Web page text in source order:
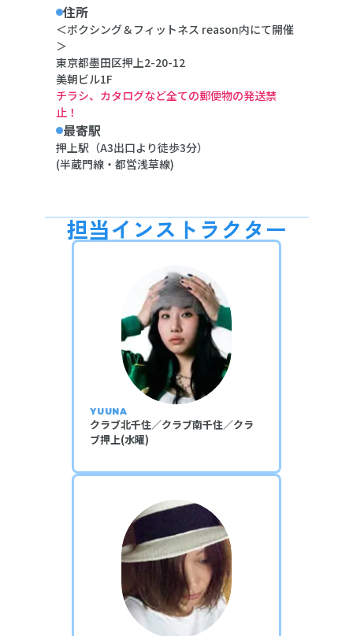
住所
＜ボクシング＆フィットネス reason内にて開催
＞
東京都墨田区押上2-20-12
美朝ビル1F
チラシ、カタログなど全ての郵便物の発送禁
止！
最寄駅
押上駅（A3出口より徒歩3分）
(半蔵門線・都営浅草線)
担当インストラクター
YUUNA
クラブ北千住／クラブ南千住／クラ
ブ押上(水曜)